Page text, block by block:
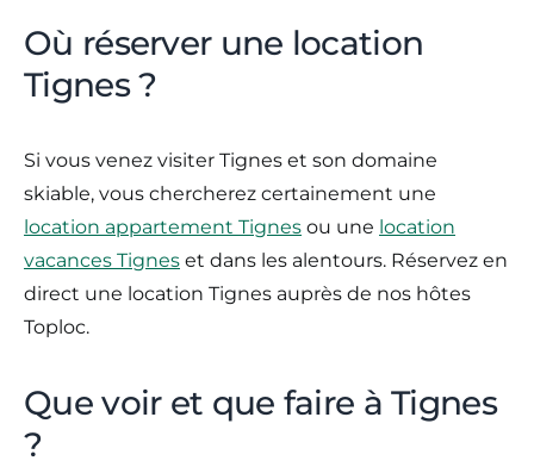
Où réserver une location
Tignes ?
Si vous venez visiter Tignes et son domaine
skiable, vous chercherez certainement une
location appartement Tignes ou une location
vacances Tignes et dans les alentours. Réservez en
direct une location Tignes auprès de nos hôtes
Toploc.
Que voir et que faire à Tignes
?